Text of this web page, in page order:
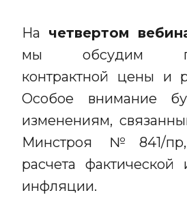
На четвертом
мы обсудим
контрактной цены и
Особое внимание
изменениям,
Минстроя №841/
расчета фактической
инфляции.